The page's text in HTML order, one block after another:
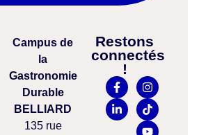
Campusde
la
Gastronomie
Durable
BELLIARD
135 rue
Restons
connectés
!